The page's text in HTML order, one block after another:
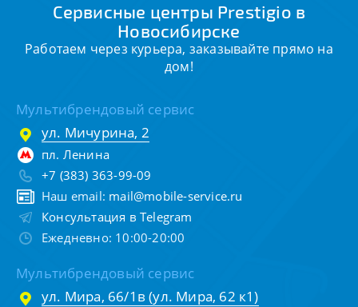
Сервисные центры Prestigio в
Новосибирске
Работаем через курьера, заказывайте прямо на
дом!
Мультибрендовый сервис
ул. Мичурина, 2
пл. Ленина
+7 (383) 363-99-09
Наш email: mail@mobile-service.ru
Консультация в Telegram
Ежедневно: 10:00-20:00
Мультибрендовый сервис
ул. Мира, 66/1в (ул. Мира, 62 к1)